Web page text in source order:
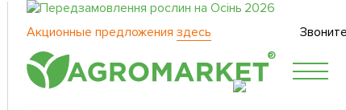
Акционные предложения здесь
®